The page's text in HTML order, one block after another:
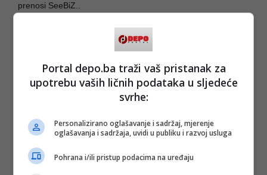
prenosi SeeBiZ..
Aerodrom bilježi snažan rast
Aerodrom Mostar je tokom aprila opslužio 5.560 putnika, što
prošle godine.
Takvi rezultati dodatno potvrđuju rastući značaj mostarskog
aerodroma i potencijal za nova ulaganja u njegov dalji
(DEPO PORTAL/ad)
PODIJELI NA
Portal depo.ba traži vaš pristanak za
upotrebu vaših ličnih podataka u sljedeće
svrhe:
Personalizirano oglašavanje i sadržaj, mjerenje
oglašavanja i sadržaja, uvidi u publiku i razvoj usluga
Pohrana i/ili pristup podacima na uređaju